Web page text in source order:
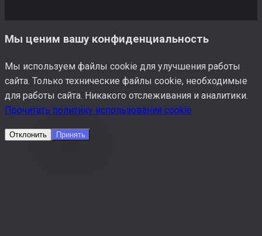
Мы ценим вашу конфиденциальность
Мы используем файлы cookie для улучшения работы
сайта. Только технические файлы cookie, необходимые
для работы сайта. Никакого отслеживания и аналитики.
Прочитать политику использования cookie
Отклонить Принять